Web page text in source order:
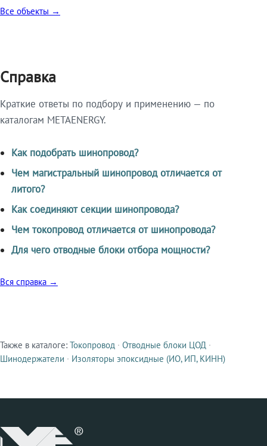
Все объекты →
Справка
Краткие ответы по подбору и применению — по
каталогам METAENERGY.
Как подобрать шинопровод?
Чем магистральный шинопровод отличается от
литого?
Как соединяют секции шинопровода?
Чем токопровод отличается от шинопровода?
Для чего отводные блоки отбора мощности?
Вся справка →
Смежные продукты
Также в каталоге: Токопровод · Отводные блоки ЦОД ·
Шинодержатели · Изоляторы эпоксидные (ИО, ИП, КИНН)